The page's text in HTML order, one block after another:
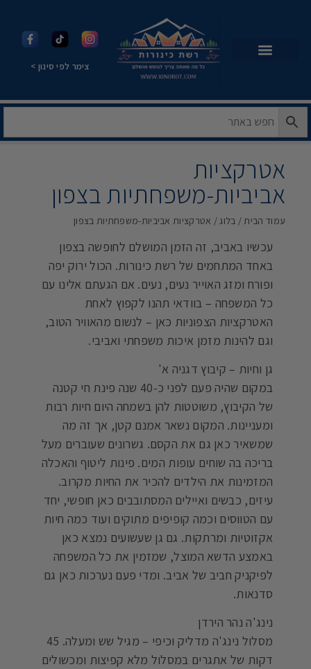
צימר לפי סינון >
אטרקציות
אביביות-משפחתיות בצפון
עמוד הבית/ בלוג/ אטרקציות אביביות-משפחתיות בצפון
עכשיו באביב, זה הזמן המושלם לחופשה בצפון
באחד המתחמים של רשת כינורות. הכול ירוק יפה
ופורח ומזג האוייר נעים, נעים. אם הגעתם אלינו עם
כל המשפחה – בוודאי תהנו לקפוץ לאחת
האטרקציות הצפוניות כאן – לנשום מהאוויר הטוב,
וגם להינות מזמן איכות משפחתי ואביבי.
גן וחיות – קיבוץ דגניה א'
במקום שהיה פעם לפני כ-40 שנה פינת חי קטנה
של הקיבוץ, משוטטות להן בשמחה היום חיות רבות
ומעניינות. המקום נשאר אמנם קטן, אך זה מה
שמשאיר כאן גם את הקסם. גשרונים שעוברים מעל
בריכה בה שוחים עופות המים. פינות ליטוף והאכלה
המזמינות את הילדים להכיר את החיות מקרוב.
עיזים, כבשים ואיילים המסתובבים כאן חופשי, יחד
עם הטווסים וכמה קופיפים מתוקים ועוד כמה חיות
אקזוטיות ומרתקות. גם גן שעשועים נמצא כאן
באמצע הדשא המוצל, שמזמין את כל המשפחה
לפיקניק חביב של אביב. ומדי פעם נערכות כאן גם
סדנאות.
נינג'ה נהר הירדן
מסלול נינג'ה מדליק וכיפי – מגיל שש ומעלה. 45
דקות של אתגרים במסלול מלא קפיצות ומכשולים